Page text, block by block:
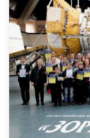
10 травня 2018-го
аерокосмічної
підсумки XVI
дослідницьких
Національний
для дітей та
семінари та